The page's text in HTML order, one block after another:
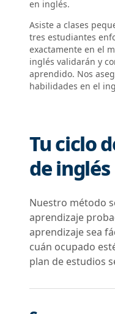
en inglés.
Asiste a clases
tres estudiantes
exactamente en el
inglés validarán y
aprendido. Nos
habilidades en el
Tu ciclo
de inglés
Nuestro método
aprendizaje
aprendizaje sea
cuán ocupado
plan de estudios